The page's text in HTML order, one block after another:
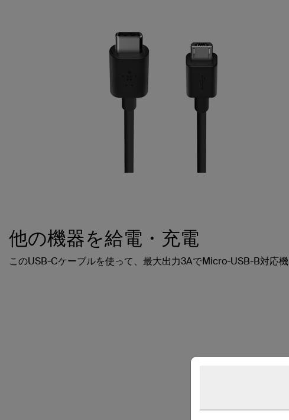
他の機器を給電・充電
このUSB-Cケーブルを使って、最大出力3AでMicro-USB-B対応機